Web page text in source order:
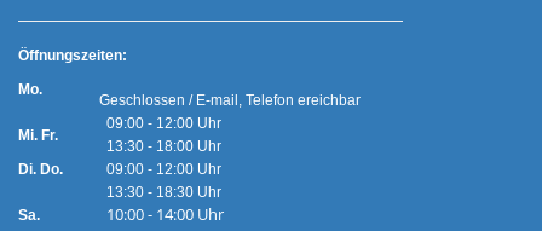
Öffnungszeiten:
Mo.
Mi. Fr.
Geschlossen / E-mail, Telefon ereichbar
09:00 - 12:00 Uhr
13:30 - 18:00 Uhr
Di. Do.
Sa.
09:00 - 12:00 Uhr
13:30 - 18:30 Uhr
10:00 - 14:00 Uhr